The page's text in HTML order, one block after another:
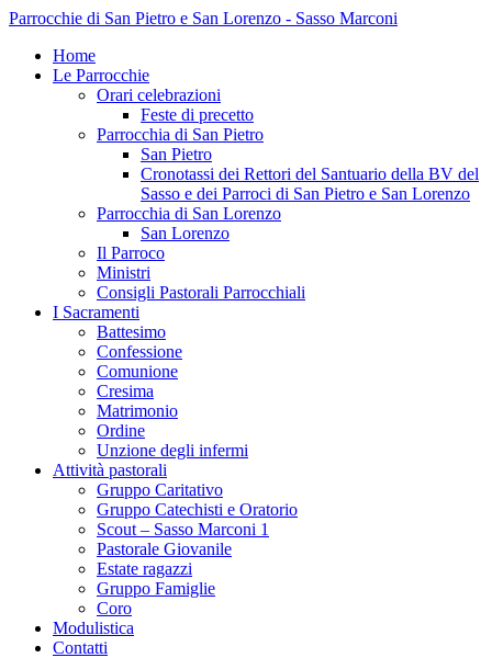
Parrocchie di San Pietro e San Lorenzo - Sasso Marconi
Home
Le Parrocchie
Orari celebrazioni
Feste di precetto
Parrocchia di San Pietro
San Pietro
Cronotassi dei Rettori del Santuario della BV del
Sasso e dei Parroci di San Pietro e San Lorenzo
Parrocchia di San Lorenzo
San Lorenzo
Il Parroco
Ministri
Consigli Pastorali Parrocchiali
I Sacramenti
Battesimo
Confessione
Comunione
Cresima
Matrimonio
Ordine
Unzione degli infermi
Attività pastorali
Gruppo Caritativo
Gruppo Catechisti e Oratorio
Scout – Sasso Marconi 1
Pastorale Giovanile
Estate ragazzi
Gruppo Famiglie
Coro
Modulistica
Contatti